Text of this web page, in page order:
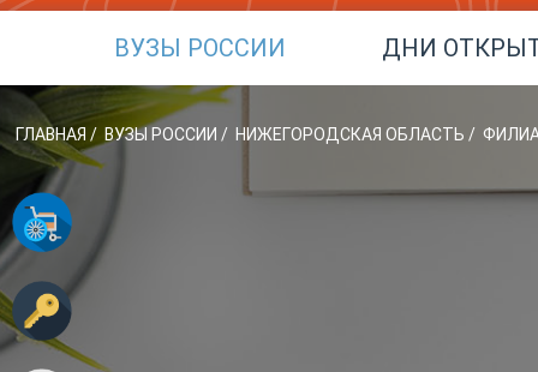
ВУЗЫ РОССИИ ДНИ
ГЛАВНАЯ / ВУЗЫ РОССИИ / НИЖЕГОРОДСКАЯ ОБЛАСТЬ /